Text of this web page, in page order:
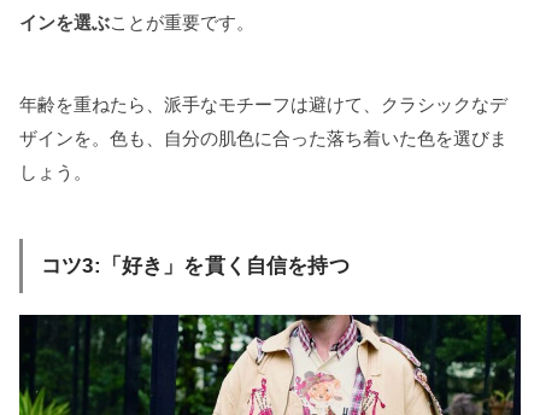
インを選ぶことが重要です。
年齢を重ねたら、派手なモチーフは避けて、クラシックなデ
ザインを。色も、自分の肌色に合った落ち着いた色を選びま
しょう。
コツ3:「好き」を貫く自信を持つ